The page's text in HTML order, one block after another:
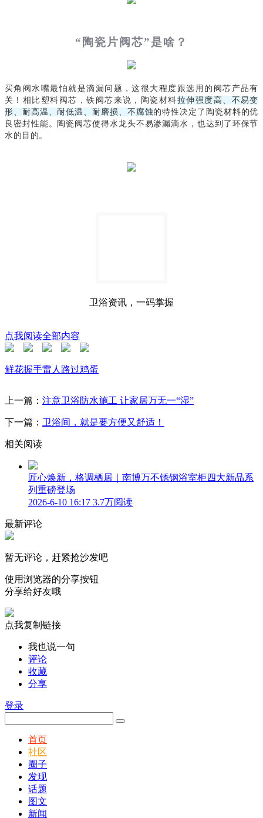
“陶瓷片阀芯”是啥？
买角阀水嘴最怕就是滴漏问题，这很大程度跟选用的阀芯产品有
关！相比塑料阀芯，铁阀芯来说，陶瓷材料拉伸强度高、不易变
形、耐高温、耐低温、耐磨损、不腐蚀的特性决定了陶瓷材料的优
良密封性能。陶瓷阀芯使得水龙头不易渗漏滴水，也达到了环保节
水的目的。
卫浴资讯，一码掌握
点我阅读全部内容
鲜花握手雷人 路过鸡蛋
上一篇： 注意卫浴防水施工 让家居万无一“湿”
下一篇： 卫浴间，就是要方便又舒适！
相关阅读
匠心焕新，格调栖居｜南博万不锈钢浴室柜四大新品系
列重磅登场
2026-6-10 16:17 3.7万阅读
最新评论
暂无评论，赶紧抢沙发吧
使用浏览器的分享按钮
分享给好友哦
点我复制链接
我也说一句
评论
收藏
分享
登录
首页
社区
圈子
发现
话题
图文
新闻